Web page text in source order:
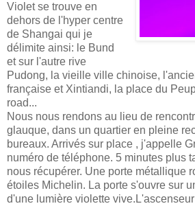
Violet se trouve en
dehors de l'hyper centre
de Shangai qui je
délimite ainsi: le Bund
et sur l'autre rive
Pudong, la vieille ville chinoise,
française et Xintiandi, la place du
road...
Nous nous rendons au lieu de
glauque, dans un quartier en pleine
bureaux. Arrivés sur place , j'appelle
numéro de téléphone. 5 minutes plus
nous récupérer. Une porte métallique
étoiles Michelin. La porte s'ouvre sur
d'une lumière violette